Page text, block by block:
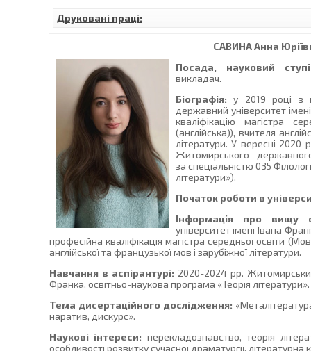
Друковані праці:
САВИНААнна
Посада, науковий
викладач.
Біографія: у 2019 році з
державний університет
кваліфікацію магістра
(англійська)), вчителя
літератури. У вересні 2020
Житомирського
за спеціальністю 035
літератури»).
Початок роботи в
Інформація про вищу
університет імені Івана
професійна кваліфікація магістра середньої освіти
англійської та французької мов і зарубіжної літератури.
Навчання в аспірантурі: 2020-2024 рр.
Франка, освітньо-наукова програма «Теорія літератури».
Тема дисертаційного дослідження:
наратив, дискурс».
Наукові інтереси: перекладознавство, теорія
особливості розвитку сучасної драматургії, літературна